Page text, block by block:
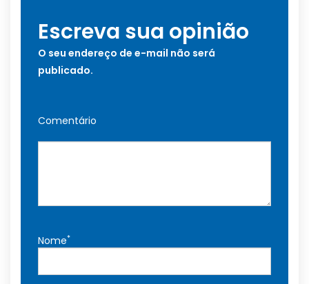
Escreva sua opinião
O seu endereço de e-mail não será
publicado.
Comentário
Nome*